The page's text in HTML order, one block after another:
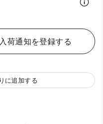
荷通知を登録する
に追加する